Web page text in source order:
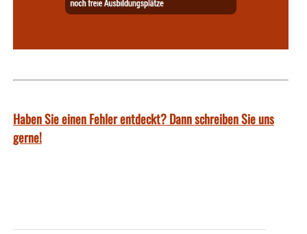
Haben Sie einen Fehler entdeckt? Dann schreiben Sie uns
gerne!